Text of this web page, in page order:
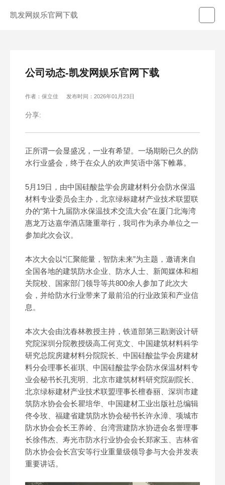
凯发网娱乐官网下载
公司动态-凯发网娱乐官网下载
作者：保立佳 发布时间：2026年01月23日
分享:
正所谓一会显盛况，一业有希望。一场期盼已久的防
水行业盛会，终于在众人的欢声笑语中落下帷幕。
5月19日，由中国硅酸盐学会房建材料分会防水保温
材料专业委员会主办，北京绿标建材产业技术联盟联
办的“第十九届防水保温技术交流大会”在厦门北海湾
惠龙万达嘉华酒店隆重举行，我司作为承办单位之一
参加此次会议。
本次大会以“汇聚能量，智防未来”为主题，邀请来自
全国各地的建筑防水企业、防水人士、新闻媒体和相
关院校、国家部门领导等共800余人参加了此次大
会，并给防水行业带来了最前沿的行业政策和产业信
息。
本次大会由沈春林教授主持，铁道部第三勘测设计研
究院深圳分院教授级高工何克文、中国建筑材料科学
研究总院房建材料分院院长、中国硅酸盐学会房建材
料分会理事长崔琪、中国硅酸盐学会防水保温材料专
业会秘书长孔宪明、北京市建筑材料研究院副院长、
北京绿标建材产业技术联盟理事长檀春丽、深圳市建
筑防水协会会长瞿培华、中国建材工业出版社总编辑
佟令玫、福建省建筑防水协会秘书长许永漳、项城市
防水协会会长王养岭、台湾营建防水协进会名誉理事
长徐伟杰、寿光市防水行业协会会长郑家玉、吉林省
防水协会会长宫安等行业重量级领导参与大会并发表
重要讲话。